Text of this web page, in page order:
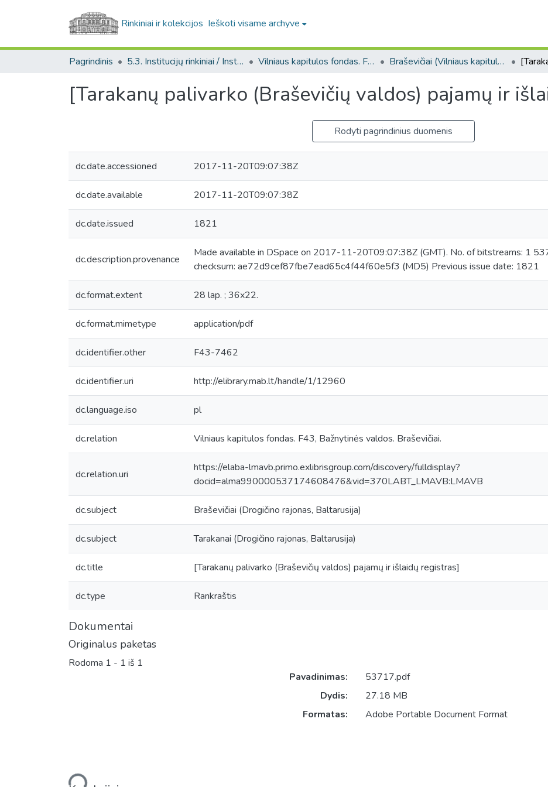
Rinkiniai ir kolekcijos Ieškoti visame archyve
Pagrindinis 5.3. Institucijų rinkiniai / Institutional collections Vilniaus kapitulos fondas. F43 Braševičiai (Vilniaus kapitulos fondas. F43. Bažnytinės valdos)
[Tarakanų palivarko (Braševičių valdos) pajamų ir
Rodyti pagrindinius duomenis
dc.date.accessioned 2017-11-20T09:07:38Z
dc.date.available 2017-11-20T09:07:38Z
dc.date.issued 1821
dc.description.provenance
Made available in DSpace on 2017-11-20T09:07:38Z (GMT). No. of bitstreams: 1
checksum: ae72d9cef87fbe7ead65c4f44f60e5f3 (MD5) Previous issue date: 1821
dc.format.extent 28 lap. ; 36x22.
dc.format.mimetype application/pdf
dc.identifier.other F43-7462
dc.identifier.uri http://elibrary.mab.lt/handle/1/12960
dc.language.iso pl
dc.relation Vilniaus kapitulos fondas. F43, Bažnytinės valdos. Braševičiai.
dc.relation.uri
https://elaba-lmavb.primo.exlibrisgroup.com/discovery/fulldisplay?
docid=alma990000537174608476&vid=370LABT_LMAVB:LMAVB
dc.subject Braševičiai (Drogičino rajonas, Baltarusija)
dc.subject Tarakanai (Drogičino rajonas, Baltarusija)
dc.title [Tarakanų palivarko (Braševičių valdos) pajamų ir išlaidų registras]
dc.type Rankraštis
Dokumentai
Originalus paketas
Rodoma 1 - 1 iš 1
Įkeliama...
Pavadinimas:
53717.pdf
Dydis:
27.18 MB
Formatas:
Adobe Portable Document Format